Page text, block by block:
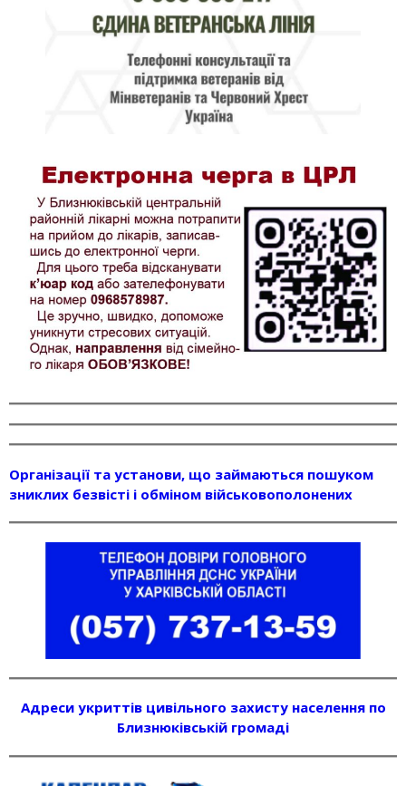
Організації та установи, що займаються пошуком
зниклих безвісті і обміном військовополонених
Адреси укриттів цивільного захисту населення по
Близнюківській громаді